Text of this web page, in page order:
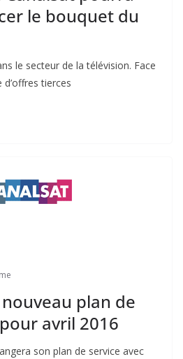
le bouquet du
le secteur de la télévision. Face
d’offres tierces
plan de
avril 2016
son plan de service avec